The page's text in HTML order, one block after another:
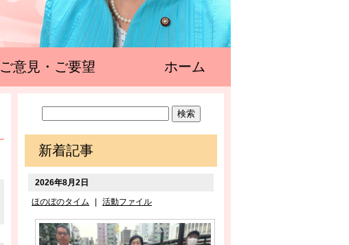
ご意見・ご要望 ホーム
新着記事
2026年8月2日
ほのぼのタイム
活動ファイル